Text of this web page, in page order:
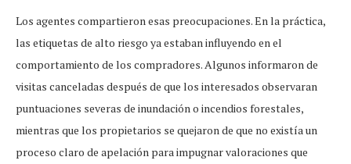
Los agentes compartieron esas preocupaciones. En la práctica,
las etiquetas de alto riesgo ya estaban influyendo en el
comportamiento de los compradores. Algunos informaron de
visitas canceladas después de que los interesados observaran
puntuaciones severas de inundación o incendios forestales,
mientras que los propietarios se quejaron de que no existía un
proceso claro de apelación para impugnar valoraciones que